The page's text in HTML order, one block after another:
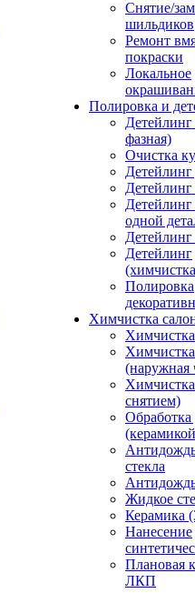
Снятие/
шильдиков
Ремонт
покраски
Локальное
Полировка и
фазная)
Очистка
Детейлинг
одной
Детейлинг
Полировка
Химчистка
(наружная
снятием)
Обработка
стекла
Жидкое
Керамика
Нанесение
Плановая
ЛКП